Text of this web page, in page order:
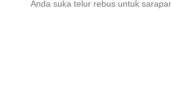
Anda suka telur rebus untuk